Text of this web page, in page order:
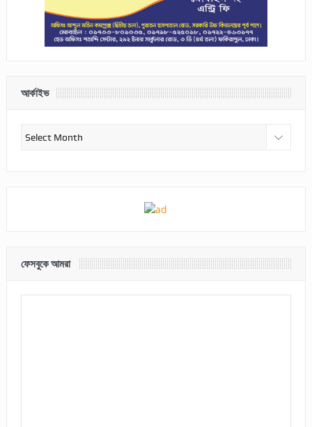
আর্কাইভ
আর্কাইভ
ফেসবুকে আমরা